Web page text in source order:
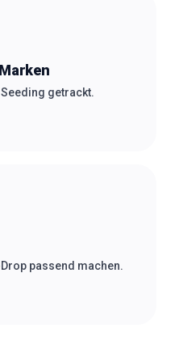
getrackt.
passend machen.